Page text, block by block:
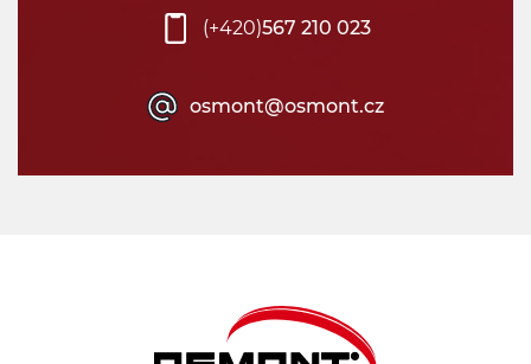
(+420)567 210 023
osmont@osmont.cz